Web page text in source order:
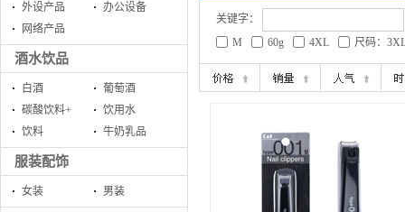
外设产品
办公设备
网络产品
酒水饮品
白酒
葡萄酒
碳酸饮料+
饮用水
饮料
牛奶乳品
服装配饰
女装 男装
关键字：
M
60g 4XL 尺码：